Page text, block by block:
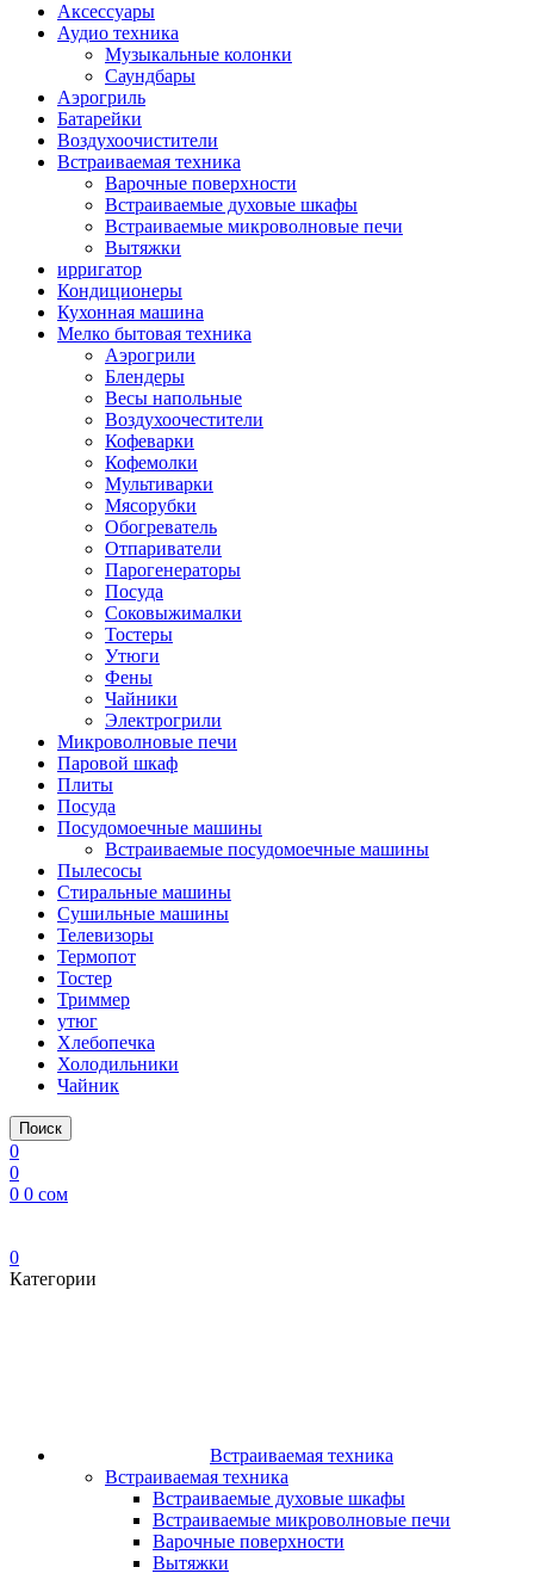
Аксессуары
Аудио техника
Музыкальные колонки
Саундбары
Аэрогриль
Батарейки
Воздухоочистители
Встраиваемая техника
Варочные поверхности
Встраиваемые духовые шкафы
Встраиваемые микроволновые печи
Вытяжки
ирригатор
Кондиционеры
Кухонная машина
Мелко бытовая техника
Аэрогрили
Блендеры
Весы напольные
Воздухоочестители
Кофеварки
Кофемолки
Мультиварки
Мясорубки
Обогреватель
Отпариватели
Парогенераторы
Посуда
Соковыжималки
Тостеры
Утюги
Фены
Чайники
Электрогрили
Микроволновые печи
Паровой шкаф
Плиты
Посуда
Посудомоечные машины
Встраиваемые посудомоечные машины
Пылесосы
Стиральные машины
Сушильные машины
Телевизоры
Термопот
Тостер
Триммер
утюг
Хлебопечка
Холодильники
Чайник
Поиск
0
0
0 0 сом
0
Категории
Встраиваемая техника
Встраиваемая техника
Встраиваемые духовые шкафы​
Встраиваемые микроволновые печи​
Варочные поверхности​
Вытяжки